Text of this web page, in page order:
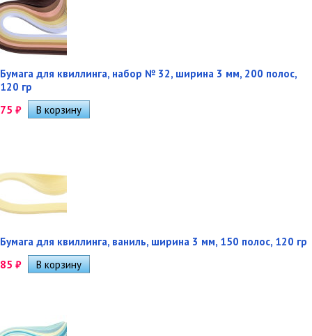
Бумага для квиллинга, набор № 32, ширина 3 мм, 200 полос,
120 гр
75 ₽
Бумага для квиллинга, ваниль, ширина 3 мм, 150 полос, 120 гр
85 ₽